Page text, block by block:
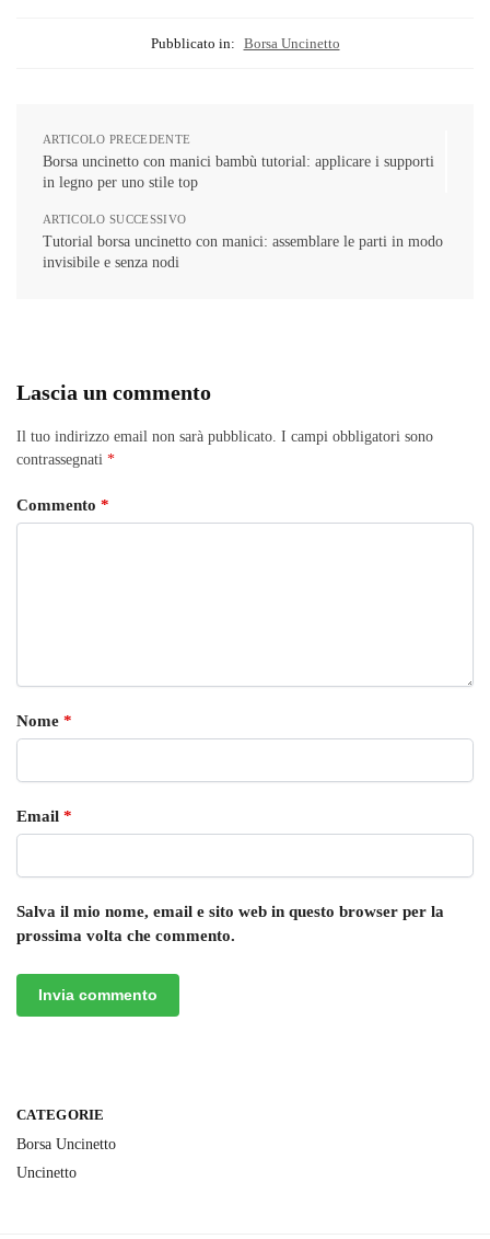
Pubblicato in: Borsa Uncinetto
ARTICOLO PRECEDENTE
Borsa uncinetto con manici bambù tutorial: applicare i supporti
in legno per uno stile top
ARTICOLO SUCCESSIVO
Tutorial borsa uncinetto con manici: assemblare le parti in modo
invisibile e senza nodi
Lascia un commento
Il tuo indirizzo email non sarà pubblicato. I campi obbligatori sono
contrassegnati *
Commento *
Nome *
Email *
Salva il mio nome, email e sito web in questo browser per la
prossima volta che commento.
CATEGORIE
Borsa Uncinetto
Uncinetto